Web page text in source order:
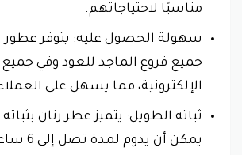
مناسبًا لاحتياجاتهم.
سهولة الحصول عليه: يتوفر عطور
جميع فروع الماجد للعود وفي جميع
الإلكترونية، مما يسهل على
ثباته الطويل: يتميز عطر رنان
يمكن أن يدوم لمدة تصل إلى 6 ساعات.